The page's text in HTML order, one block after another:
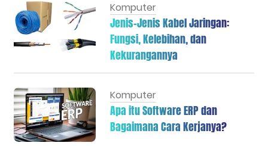
Komputer
Jenis-Jenis Kabel Jaringan:
Fungsi, Kelebihan, dan
Kekurangannya
Komputer
Apa itu Software ERP dan
Bagaimana Cara Kerjanya?